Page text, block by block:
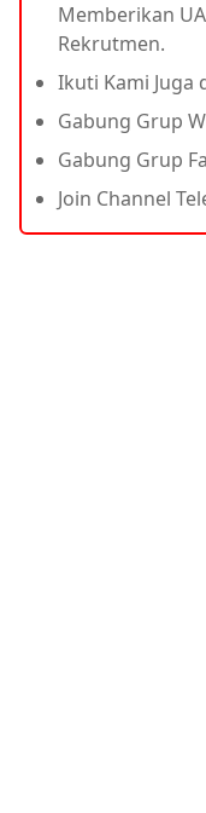
Memberikan
Rekrutmen.
Ikuti Kami Juga
Gabung Grup
Gabung Grup
Join Channel